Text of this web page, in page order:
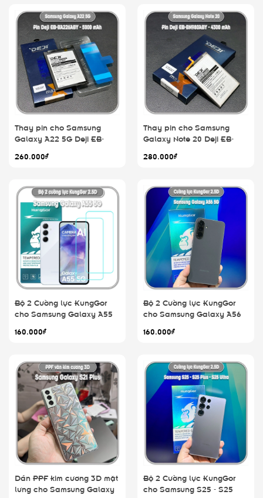
Thay pin cho Samsung
Galaxy A22 5G Deji EB-
260.000₫
Thay pin cho Samsung
Galaxy Note 20 Deji EB-
280.000₫
Bộ 2 Cường lực KungGor
cho Samsung Galaxy A55
160.000₫
Bộ 2 Cường lực KungGor
cho Samsung Galaxy A56
160.000₫
Dán PPF kim cương 3D mặt
lưng cho Samsung Galaxy
Bộ 2 Cường lực KungGor
cho Samsung S25 - S25